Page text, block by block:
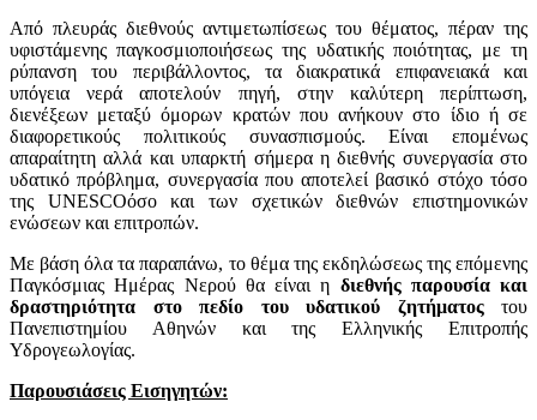
Από πλευράς διεθνούς αντιμετωπίσεως του θέματος, πέραν της
υφιστάμενης παγκοσμιοποιήσεως της υδατικής ποιότητας, με τη
ρύπανση του περιβάλλοντος, τα διακρατικά επιφανειακά και
υπόγεια νερά αποτελούν πηγή, στην καλύτερη περίπτωση,
διενέξεων μεταξύ όμορων κρατών που ανήκουν στο ίδιο ή σε
διαφορετικούς πολιτικούς συνασπισμούς. Είναι επομένως
απαραίτητη αλλά και υπαρκτή σήμερα η διεθνής συνεργασία στο
υδατικό πρόβλημα, συνεργασία που αποτελεί βασικό στόχο τόσο
της UNESCOόσο και των σχετικών διεθνών επιστημονικών
ενώσεων και επιτροπών.
Με βάση όλα τα παραπάνω, το θέμα της εκδηλώσεως της επόμενης
Παγκόσμιας Ημέρας Νερού θα είναι η διεθνής παρουσία και
δραστηριότητα στο πεδίο του υδατικού ζητήματοςτου
Πανεπιστημίου Αθηνών και της Ελληνικής Επιτροπής
Υδρογεωλογίας.
Παρουσιάσεις Εισηγητών: